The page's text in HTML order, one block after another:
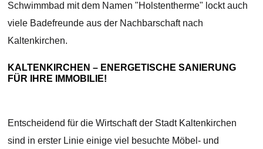
Schwimmbad mit dem Namen "Holstentherme" lockt auch
viele Badefreunde aus der Nachbarschaft nach
Kaltenkirchen.
KALTENKIRCHEN – ENERGETISCHE SANIERUNG
FÜR IHRE IMMOBILIE!
Entscheidend für die Wirtschaft der Stadt Kaltenkirchen
sind in erster Linie einige viel besuchte Möbel- und